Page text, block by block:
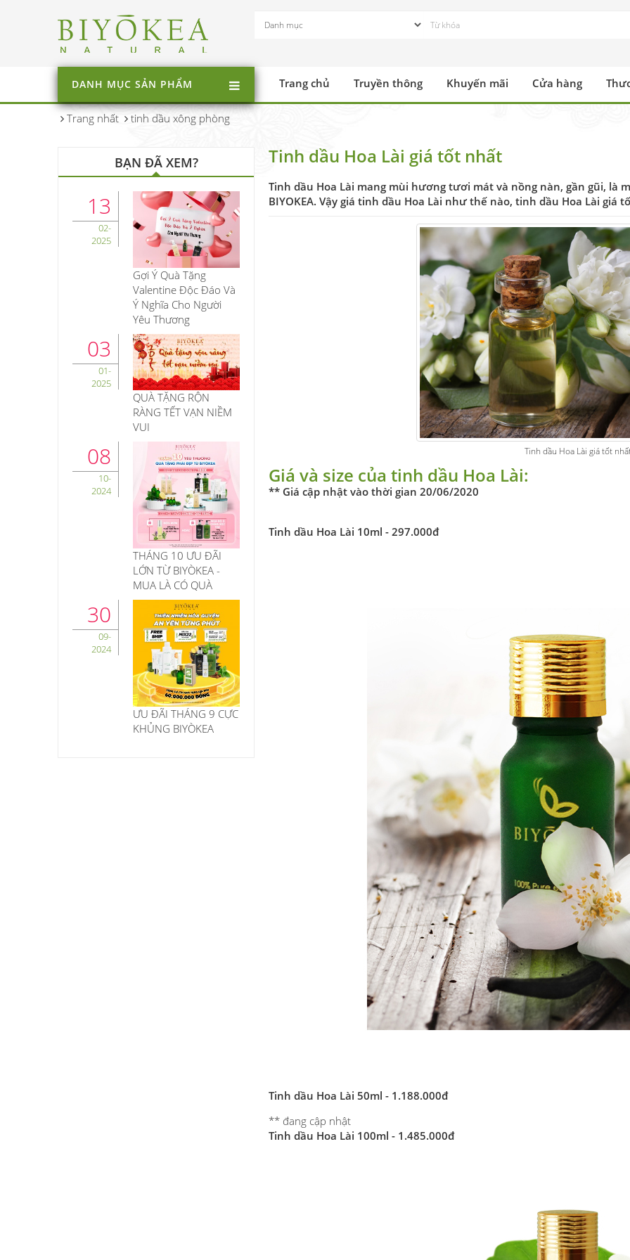
DANH MỤC SẢN PHẨM Trang chủ Truyền thông Khuyến mãi Cửa hàng
Trang nhất tinh dầu xông phòng
Tinh dầu Hoa Lài giá tốt nhất
Tinh dầu Hoa Lài mang mùi hương tươi mát và nồng nàn, gần gũi,
BIYOKEA. Vậy giá tinh dầu Hoa Lài như thế nào, tinh dầu Hoa Lài giá
Tinh dầu Hoa Lài giá tốt
Giá và size của tinh dầu Hoa Lài:
** Giá cập nhật vào thời gian 20/06/2020
Tinh dầu Hoa Lài 10ml - 297.000đ
Tinh dầu Hoa Lài 50ml - 1.188.000đ
** đang cập nhật
Tinh dầu Hoa Lài 100ml - 1.485.000đ
BẠN ĐÃ XEM?
13
02-
2025
Gợi Ý Quà Tặng
Valentine Độc Đáo Và
Ý Nghĩa Cho Người
Yêu Thương
03
01-
2025
QUÀ TẶNG RỘN
RÀNG TẾT VẠN NIỀM
VUI
08
10-
2024
THÁNG 10 ƯU ĐÃI
LỚN TỪ BIYÒKEA -
MUA LÀ CÓ QUÀ
30
09-
2024
ƯU ĐÃI THÁNG 9 CỰC
KHỦNG BIYÒKEA